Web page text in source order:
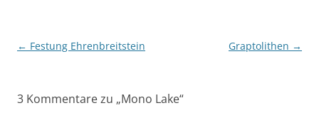
Beitragsnavigation
← Festung Ehrenbreitstein Graptolithen →
3 Kommentare zu „Mono Lake“